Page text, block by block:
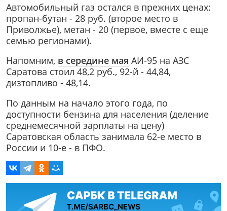
Автомобильный газ остался в прежних ценах:
пропан-бутан - 28 руб. (второе место в
Приволжье), метан - 20 (первое, вместе с еще
семью регионами).
Напомним, в середине мая АИ-95 на АЗС
Саратова стоил 48,2 руб., 92-й - 44,84,
дизтопливо - 48,14.
По данным на начало этого года, по
доступности бензина для населения (деление
среднемесячной зарплаты на цену)
Саратовская область занимала 62-е место в
России и 10-е - в ПФО.